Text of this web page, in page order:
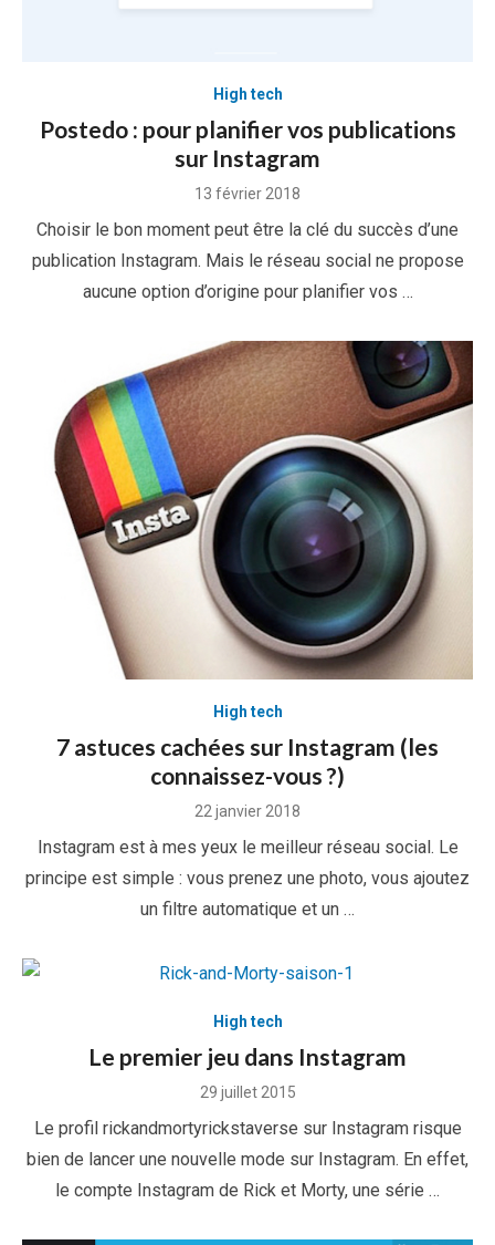
High tech
Postedo : pour planifier vos publications
sur Instagram
Posted
13 février 2018
Choisir le bon moment peut être la clé du succès d’une
publication Instagram. Mais le réseau social ne propose
aucune option d’origine pour planifier vos …
High tech
7 astuces cachées sur Instagram (les
connaissez-vous ?)
Posted
22 janvier 2018
Instagram est à mes yeux le meilleur réseau social. Le
principe est simple : vous prenez une photo, vous ajoutez
un filtre automatique et un …
High tech
Le premier jeu dans Instagram
Posted
29 juillet 2015
Le profil rickandmortyrickstaverse sur Instagram risque
bien de lancer une nouvelle mode sur Instagram. En effet,
le compte Instagram de Rick et Morty, une série …